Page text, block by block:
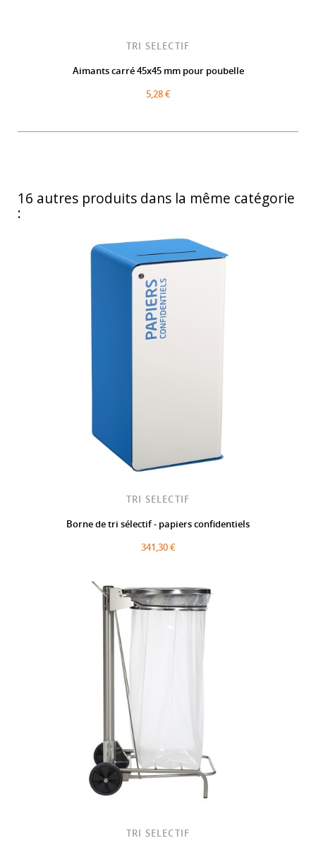
TRI SELECTIF
Aimants carré 45x45 mm pour poubelle
5,28 €
16 autres produits dans la même catégorie
:
TRI SELECTIF
Borne de tri sélectif - papiers confidentiels
341,30 €
TRI SELECTIF